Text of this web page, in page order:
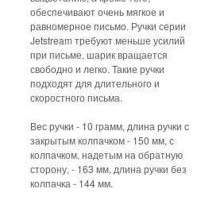
обеспечивают очень мягкое и
равномерное письмо. Ручки серии
Jetstream требуют меньше усилий
при письме, шарик вращается
свободно и легко. Такие ручки
подходят для длительного и
скоростного письма.
Вес ручки - 10 грамм, длина ручки c
закрытым колпачком - 150 мм, с
колпачком, надетым на обратную
сторону, - 163 мм, длина ручки без
колпачка - 144 мм.